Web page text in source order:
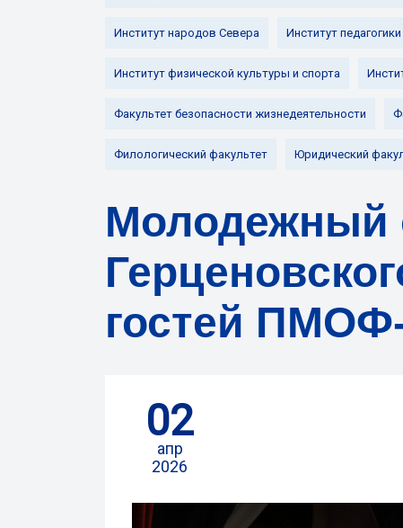
Институт народов Севера Институт педагогики
Институт физической культуры и спорта
Факультет безопасности жизнедеятельности
Филологический факультет Юридический
Молодежный
гостей
02
апр
2026